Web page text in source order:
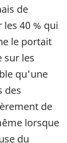
de
40 % qui
le portait
sur les
qu'une
des
de
lorsque
du